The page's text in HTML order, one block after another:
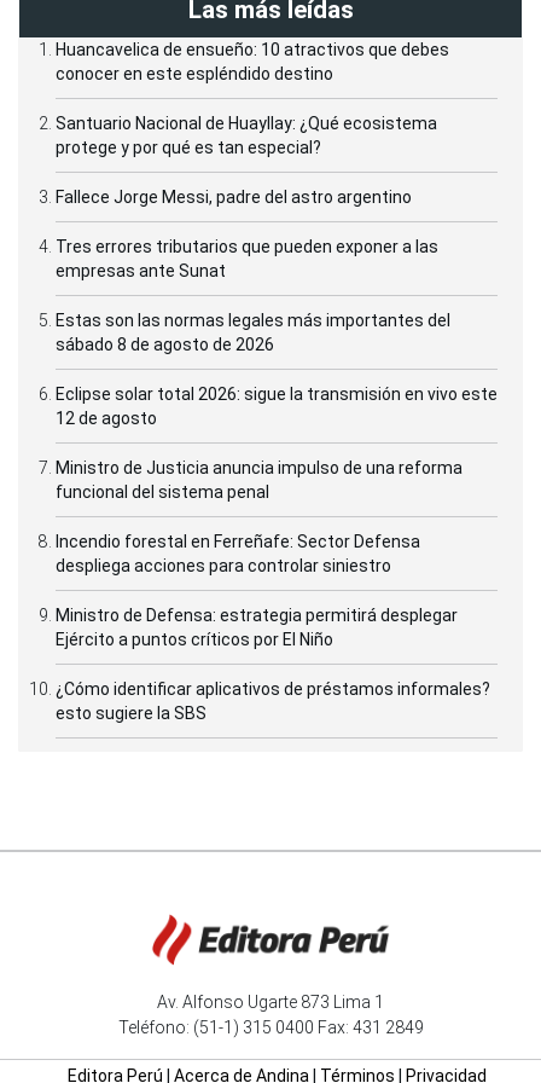
Las más leídas
Huancavelica de ensueño: 10 atractivos que debes
conocer en este espléndido destino
Santuario Nacional de Huayllay: ¿Qué ecosistema
protege y por qué es tan especial?
Fallece Jorge Messi, padre del astro argentino
Tres errores tributarios que pueden exponer a las
empresas ante Sunat
Estas son las normas legales más importantes del
sábado 8 de agosto de 2026
Eclipse solar total 2026: sigue la transmisión en vivo este
12 de agosto
Ministro de Justicia anuncia impulso de una reforma
funcional del sistema penal
Incendio forestal en Ferreñafe: Sector Defensa
despliega acciones para controlar siniestro
Ministro de Defensa: estrategia permitirá desplegar
Ejército a puntos críticos por El Niño
¿Cómo identificar aplicativos de préstamos informales?
esto sugiere la SBS
Av. Alfonso Ugarte 873 Lima 1
Teléfono: (51-1) 315 0400 Fax: 431 2849
Editora Perú Acerca de Andina Términos Privacidad